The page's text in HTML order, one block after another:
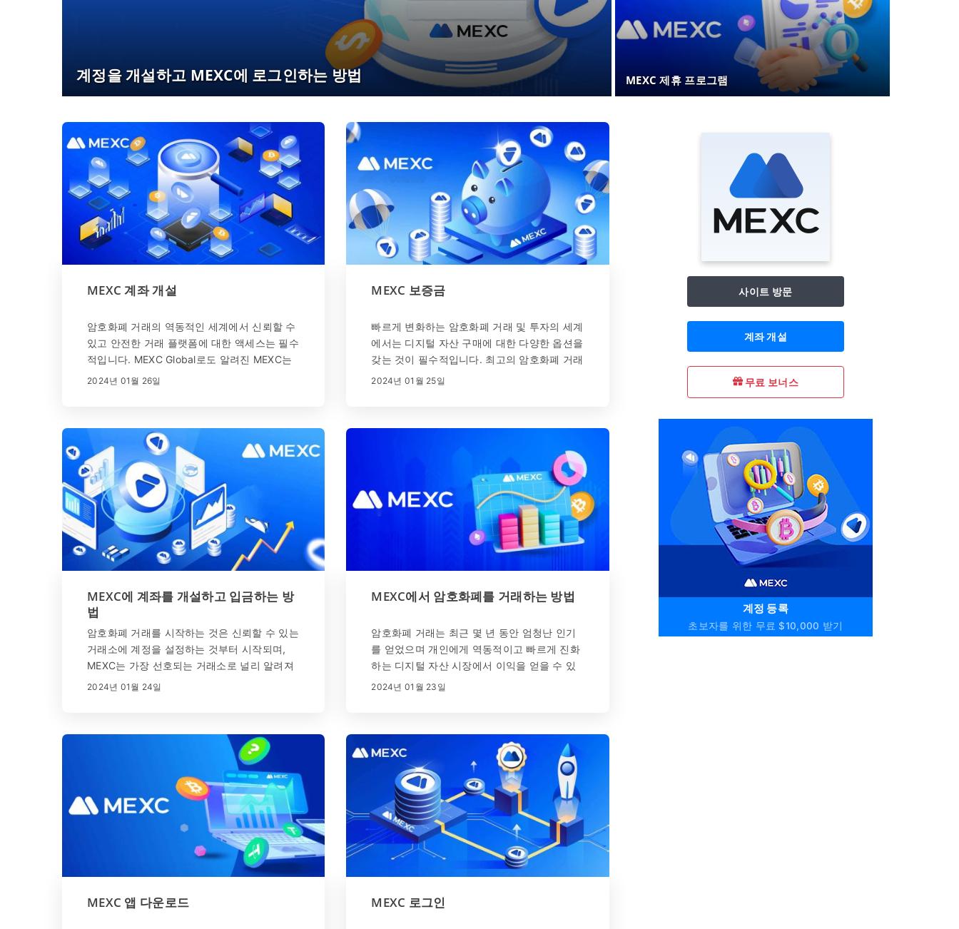
계정을 개설하고 MEXC에 로그인하는 방법 MEXC 제휴 프로그램
MEXC 계좌 개설
암호화폐 거래의 역동적인 세계에서 신뢰할 수
있고 안전한 거래 플랫폼에 대한 액세스는 필수
적입니다. MEXC Global로도 알려진 MEXC는
기능과 이점으로 유명한 암호화폐 거래소입니
도움이 될 것이며, 암호화폐 애호가들이 선호하
는 선택이 된 이유를 밝힐 것입니다.
2024년 01월 26일
MEXC 보증금
빠르게 변화하는 암호화폐 거래 및 투자의 세계
에서는 디지털 자산 구매에 대한 다양한 옵션을
갖는 것이 필수적입니다. 최고의 암호화폐 거래
소인 MEXC는 사용자에게 암호화폐를 구매할
2024년 01월 25일
MEXC에 계좌를 개설하고 입금하는 방
법
암호화폐 거래를 시작하는 것은 신뢰할 수 있는
거래소에 계정을 설정하는 것부터 시작되며,
MEXC는 가장 선호되는 거래소로 널리 알려져
있습니다. 이 가이드는 MEXC 계좌를 생성하고
2024년 01월 24일
MEXC에서 암호화폐를 거래하는 방법
암호화폐 거래는 최근 몇 년 동안 엄청난 인기
를 얻었으며 개인에게 역동적이고 빠르게 진화
하는 디지털 자산 시장에서 이익을 얻을 수 있
는 기회를 제공합니다. 그러나 암호화폐 거래는
록 돕기 위해 고안되었습니다. 여기서는 암호화
폐 거래 여정을 시작하는 데 필요한 필수 팁과
전략을 제공합니다.
2024년 01월 23일
MEXC 앱 다운로드 MEXC 로그인
사이트 방문
계좌 개설
무료 보너스
계정 등록
초보자를 위한 무료 $10,000 받기